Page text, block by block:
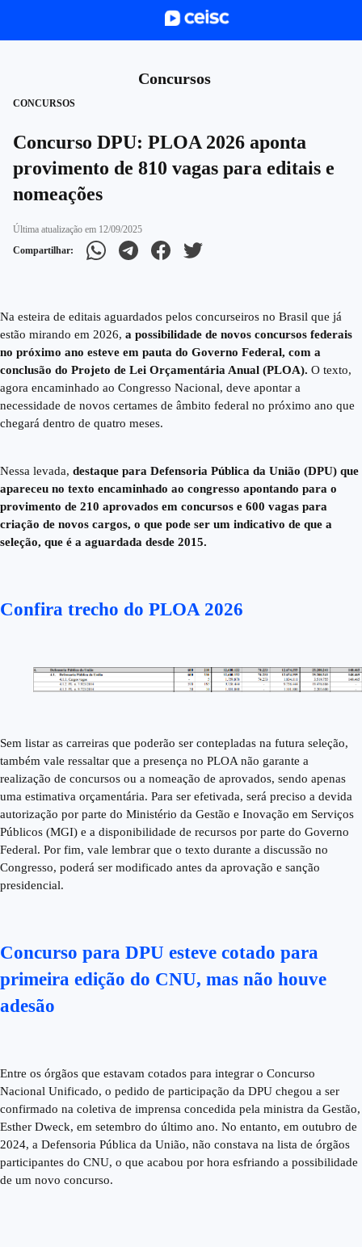
Concursos
CONCURSOS
Concurso DPU: PLOA 2026 aponta
provimento de 810 vagas para editais e
nomeações
Última atualização em 12/09/2025
Compartilhar:
Na esteira de editais aguardados pelos concurseiros no Brasil que já
estão mirando em 2026, a possibilidade de novos concursos federais
no próximo ano esteve em pauta do Governo Federal, com a
conclusão do Projeto de Lei Orçamentária Anual (PLOA). O texto,
agora encaminhado ao Congresso Nacional, deve apontar a
necessidade de novos certames de âmbito federal no próximo ano que
chegará dentro de quatro meses.
Nessa levada, destaque para Defensoria Pública da União (DPU) que
apareceu no texto encaminhado ao congresso apontando para o
provimento de 210 aprovados em concursos e 600 vagas para
criação de novos cargos, o que pode ser um indicativo de que a
seleção, que é a aguardada desde 2015.
Confira trecho do PLOA 2026
Sem listar as carreiras que poderão ser contepladas na futura seleção,
também vale ressaltar que a presença no PLOA não garante a
realização de concursos ou a nomeação de aprovados, sendo apenas
uma estimativa orçamentária. Para ser efetivada, será preciso a devida
autorização por parte do Ministério da Gestão e Inovação em Serviços
Públicos (MGI) e a disponibilidade de recursos por parte do Governo
Federal. Por fim, vale lembrar que o texto durante a discussão no
Congresso, poderá ser modificado antes da aprovação e sanção
presidencial.
Concurso para DPU esteve cotado para
primeira edição do CNU, mas não houve
adesão
Entre os órgãos que estavam cotados para integrar o Concurso
Nacional Unificado, o pedido de participação da DPU chegou a ser
confirmado na coletiva de imprensa concedida pela ministra da Gestão,
Esther Dweck, em setembro do último ano. No entanto, em outubro de
2024, a Defensoria Pública da União, não constava na lista de órgãos
participantes do CNU, o que acabou por hora esfriando a possibilidade
de um novo concurso.